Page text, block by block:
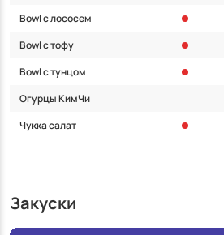
Bowl с лососем
Bowl с тофу
Bowl с тунцом
Огурцы КимЧи
Чукка салат
Закуски